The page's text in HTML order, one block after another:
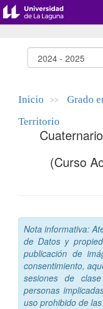
Inicio >>
Grado
Territorio
(Curso
Nota informativa:
de Datos y
publicación de
consentimiento,
sesiones de
personas
uso prohibido de